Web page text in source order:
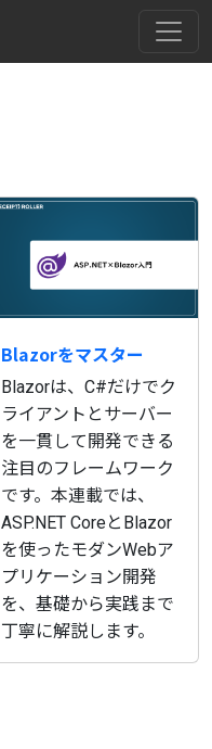
Blazorをマスター
Blazorは、C#だけでク
ライアントとサーバー
を一貫して開発できる
注目のフレームワーク
です。本連載では、
ASP.NET CoreとBlazor
を使ったモダンWebア
プリケーション開発
を、基礎から実践まで
丁寧に解説します。